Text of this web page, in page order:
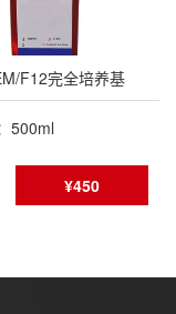
F12完全培养基
500ml
¥450